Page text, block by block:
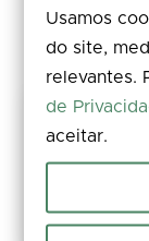
Share your
Participate now
Usamos
do site,
relevantes.
de
aceitar.